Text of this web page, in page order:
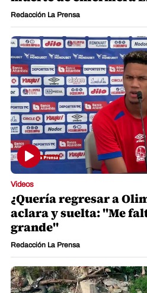
Redacción La Prensa
Videos
¿Quería regresar a
aclara y suelta: "Me
grande"
Redacción La Prensa